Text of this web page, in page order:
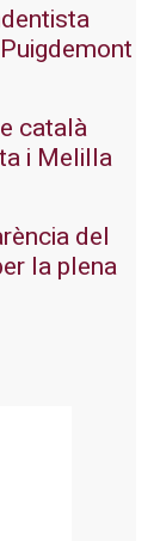
català
i Melilla
del
la plena